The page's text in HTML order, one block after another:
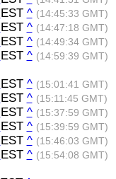
EST ^ (14:45:33 GMT)
EST ^ (14:47:18 GMT)
EST ^ (14:49:34 GMT)
EST ^ (14:59:39 GMT)
EST ^ (15:01:41 GMT)
EST ^ (15:11:45 GMT)
EST ^ (15:37:59 GMT)
EST ^ (15:39:59 GMT)
EST ^ (15:46:03 GMT)
EST ^ (15:54:08 GMT)